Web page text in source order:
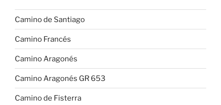
Camino de Santiago
Camino Francés
Camino Aragonés
Camino Aragonés GR 653
Camino de Fisterra